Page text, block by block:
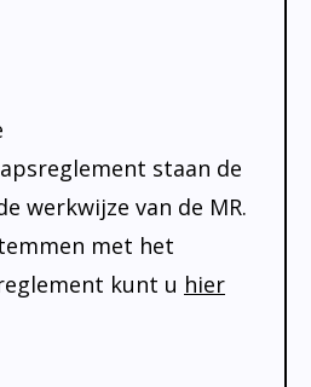
staan de
werkwijze van de MR.
met het
kunt u hier